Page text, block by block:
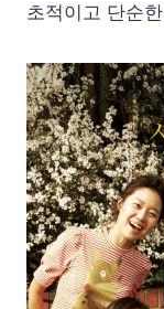
초적이고 단순